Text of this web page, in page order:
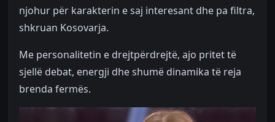
njohur për karakterin e saj interesant dhe pa filtra,
shkruan Kosovarja.
Me personalitetin e drejtpërdrejtë, ajo pritet të
sjellë debat, energji dhe shumë dinamika të reja
brenda fermës.